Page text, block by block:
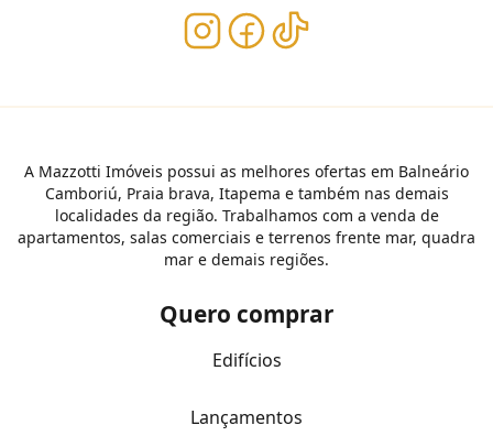
A Mazzotti Imóveis possui as melhores ofertas em Balneário
Camboriú, Praia brava, Itapema e também nas demais
localidades da região. Trabalhamos com a venda de
apartamentos, salas comerciais e terrenos frente mar, quadra
mar e demais regiões.
Quero comprar
Edifícios
Lançamentos